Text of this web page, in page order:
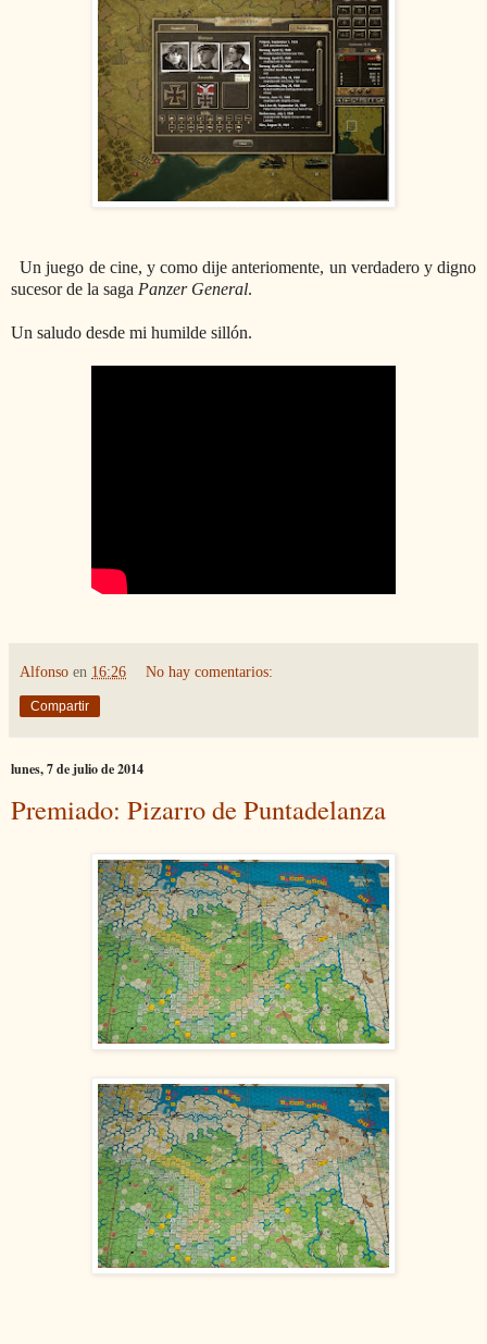
Un juego de cine, y como dije anteriomente, un verdadero y digno
sucesor de la saga Panzer General.
Un saludo desde mi humilde sillón.
Alfonso en 16:26 No hay comentarios:
Compartir
lunes, 7 de julio de 2014
Premiado: Pizarro de Puntadelanza